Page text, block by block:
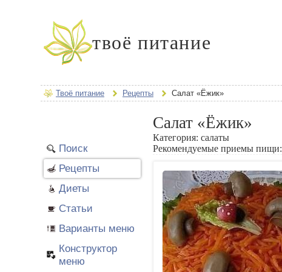
твоё питание
Твоё питание Рецепты Салат «Ёжик»
Поиск
Рецепты
Диеты
Статьи
Варианты меню
Конструктор
меню
Салат «Ёжик»
Категория: салаты
Рекомендуемые приемы пищи: